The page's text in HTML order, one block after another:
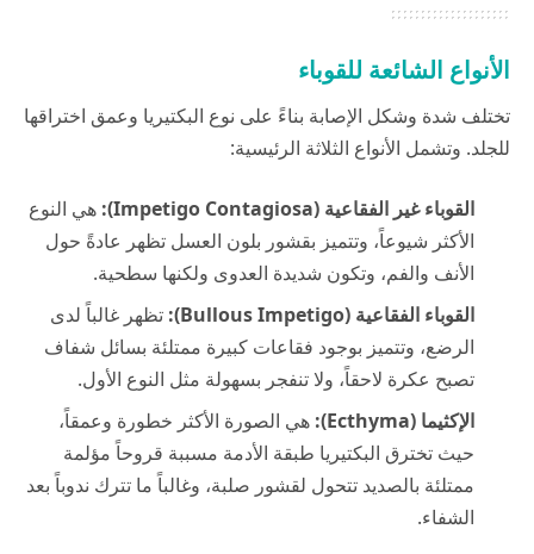
الأنواع الشائعة للقوباء
تختلف شدة وشكل الإصابة بناءً على نوع البكتيريا وعمق اختراقها
للجلد. وتشمل الأنواع الثلاثة الرئيسية:
القوباء غير الفقاعية (Impetigo Contagiosa):
هي النوع
الأكثر شيوعاً، وتتميز بقشور بلون العسل تظهر عادةً حول
الأنف والفم، وتكون شديدة العدوى ولكنها سطحية.
القوباء الفقاعية (Bullous Impetigo):
تظهر غالباً لدى
الرضع، وتتميز بوجود فقاعات كبيرة ممتلئة بسائل شفاف
تصبح عكرة لاحقاً، ولا تنفجر بسهولة مثل النوع الأول.
الإكثيما (Ecthyma):
هي الصورة الأكثر خطورة وعمقاً،
حيث تخترق البكتيريا طبقة الأدمة مسببة قروحاً مؤلمة
ممتلئة بالصديد تتحول لقشور صلبة، وغالباً ما تترك ندوباً بعد
الشفاء.